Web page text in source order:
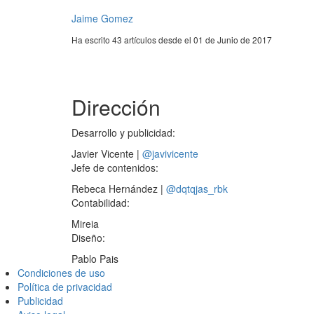
Jaime Gomez
Ha escrito 43 artículos desde el 01 de Junio de 2017
Dirección
Desarrollo y publicidad:
Javier Vicente | @javivicente
Jefe de contenidos:
Rebeca Hernández | @dqtqjas_rbk
Contabilidad:
Mireia
Diseño:
Pablo Pais
Condiciones de uso
Política de privacidad
Publicidad